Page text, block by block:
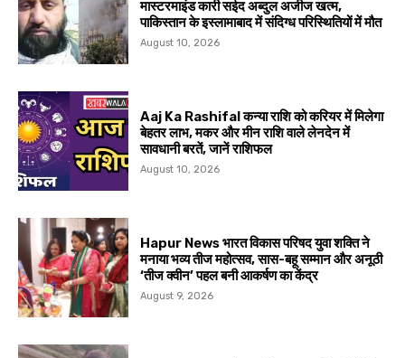
मास्टरमाइंड कारी सईद अब्दुल अजीज खत्म,
पाकिस्तान के इस्लामाबाद में संदिग्ध परिस्थितियों में मौत
August 10, 2026
Aaj Ka Rashifal कन्या राशि को करियर में मिलेगा
बेहतर लाभ, मकर और मीन राशि वाले लेनदेन में
सावधानी बरतें, जानें राशिफल
August 10, 2026
Hapur News भारत विकास परिषद युवा शक्ति ने
मनाया भव्य तीज महोत्सव, सास-बहू सम्मान और अनूठी
‘तीज क्वीन’ पहल बनी आकर्षण का केंद्र
August 9, 2026